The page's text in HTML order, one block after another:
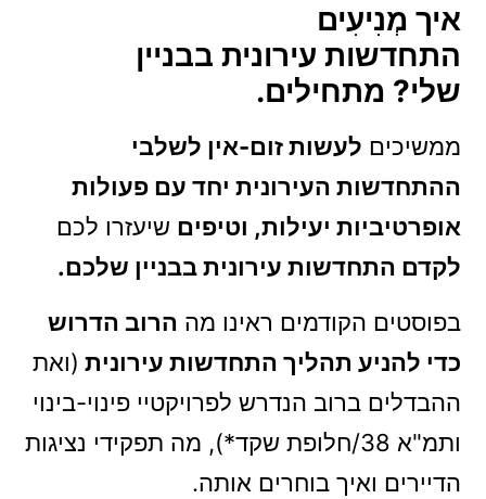
איך מְנִיעִים
התחדשות עירונית בבניין
שלי? מתחילים.
ממשיכים לעשות זום-אין לשלבי
ההתחדשות העירונית יחד עם פעולות
אופרטיביות יעילות, וטיפים שיעזרו לכם
לקדם התחדשות עירונית בבניין שלכם.
בפוסטים הקודמים ראינו מה הרוב הדרוש
כדי להניע תהליך התחדשות עירונית (ואת
ההבדלים ברוב הנדרש לפרויקטיי פינוי-בינוי
ותמ"א 38/חלופת שקד*), מה תפקידי נציגות
הדיירים ואיך בוחרים אותה.